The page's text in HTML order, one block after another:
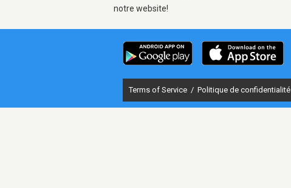
notre website!
Terms of Service / Politique de confidentialité